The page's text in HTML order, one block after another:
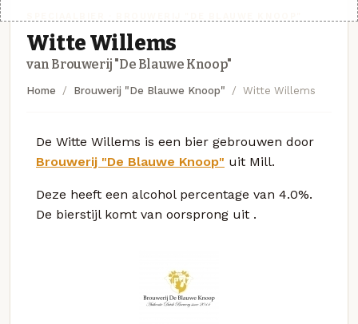
Witte Willems
van Brouwerij "De Blauwe Knoop"
Home Brouwerij "De Blauwe Knoop" Witte Willems
De Witte Willems is een bier gebrouwen door
Brouwerij "De Blauwe Knoop" uit Mill.
Deze heeft een alcohol percentage van 4.0%.
De bierstijl komt van oorsprong uit .